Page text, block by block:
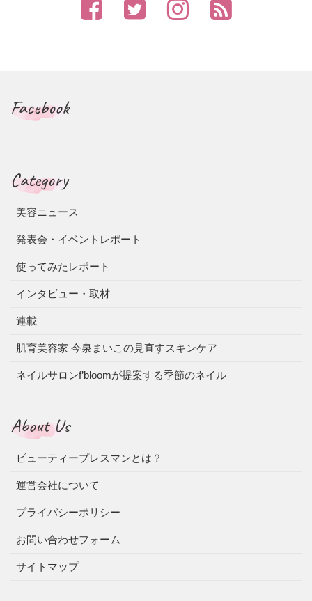
Facebook
Category
美容ニュース
発表会・イベントレポート
使ってみたレポート
インタビュー・取材
連載
肌育美容家 今泉まいこの見直すスキンケア
ネイルサロンf’bloomが提案する季節のネイル
About Us
ビューティープレスマンとは？
運営会社について
プライバシーポリシー
お問い合わせフォーム
サイトマップ